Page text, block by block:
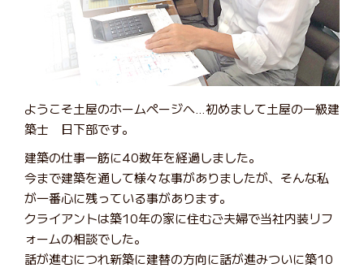
ようこそ土屋のホームページへ…初めまして土屋の一級建
築士 日下部です。
建築の仕事一筋に40数年を経過しました。
今まで建築を通して様々な事がありましたが、そんな私
が一番心に残っている事があります。
クライアントは築10年の家に住むご夫婦で当社内装リフ
ォームの相談でした。
話が進むにつれ新築に建替の方向に話が進みついに築10